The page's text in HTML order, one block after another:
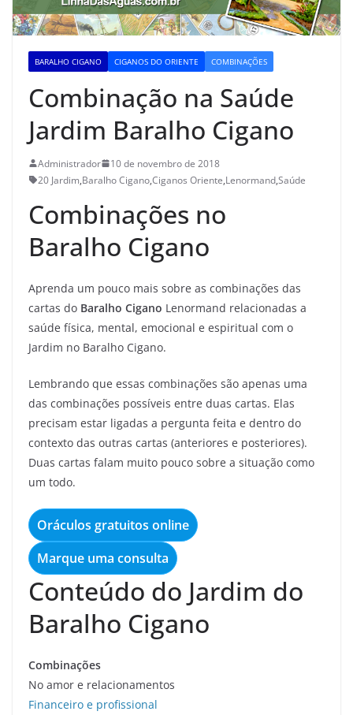
BARALHO CIGANO CIGANOS DO ORIENTE COMBINAÇÕES
Combinação na Saúde
Jardim Baralho Cigano
Administrador
10 de novembro de 2018
20 Jardim,Baralho Cigano,Ciganos Oriente,Lenormand,Saúde
Combinações no
Baralho Cigano
Aprenda um pouco mais sobre as combinações das
cartas do Baralho Cigano Lenormand relacionadas a
saúde física, mental, emocional e espiritual com o
Jardim no Baralho Cigano.
Lembrando que essas combinações são apenas uma
das combinações possíveis entre duas cartas. Elas
precisam estar ligadas a pergunta feita e dentro do
contexto das outras cartas (anteriores e posteriores).
Duas cartas falam muito pouco sobre a situação como
um todo.
Oráculos gratuitos online
Marque uma consulta
Conteúdo do Jardim do
Baralho Cigano
Combinações
No amor e relacionamentos
Financeiro e profissional